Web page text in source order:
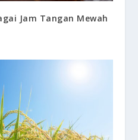
Jam Tangan Mewah